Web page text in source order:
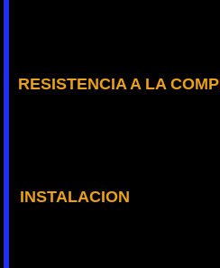
RESISTENCIA A LA
INSTALACION